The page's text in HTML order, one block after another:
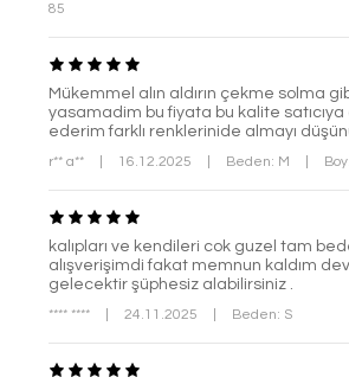
85
Mükemmel alın aldırın çekme solma
yasamadim bu fiyata bu kalite
ederim farklı renklerinide almayı
r** a** 16.12.2025 Beden: M
kalıpları ve kendileri cok guzel tam
alışverişimdi fakat memnun kaldım
gelecektir şüphesiz alabilirsiniz .
**** **** 24.11.2025 Beden: S